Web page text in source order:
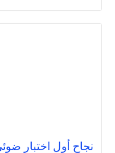
نجاح أول اختبار